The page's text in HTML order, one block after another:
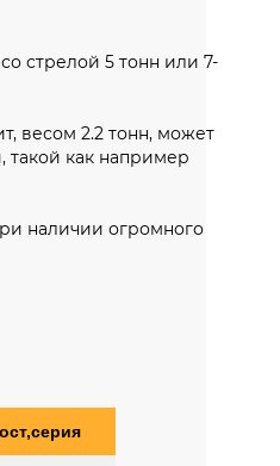
стрелой 5 тонн или 7-
весом 2.2 тонн, может
такой как например
наличии огромного